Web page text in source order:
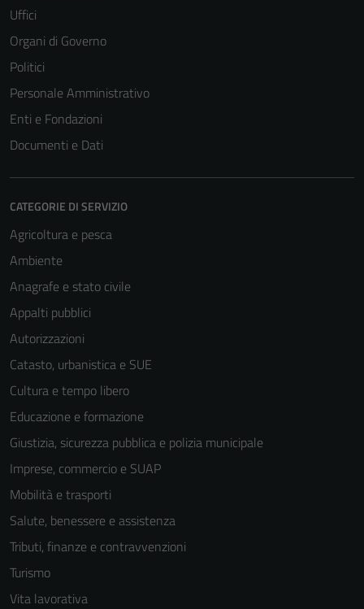
Uffici
Organi di Governo
Politici
Personale Amministrativo
Enti e Fondazioni
Documenti e Dati
CATEGORIE DI SERVIZIO
Agricoltura e pesca
Ambiente
Anagrafe e stato civile
Appalti pubblici
Autorizzazioni
Catasto, urbanistica e SUE
Cultura e tempo libero
Educazione e formazione
Giustizia, sicurezza pubblica e polizia municipale
Imprese, commercio e SUAP
Mobilità e trasporti
Salute, benessere e assistenza
Tributi, finanze e contravvenzioni
Turismo
Vita lavorativa